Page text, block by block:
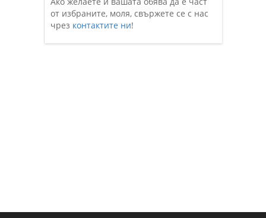
от избраните, моля, свържете се с нас
чрез контактите ни!